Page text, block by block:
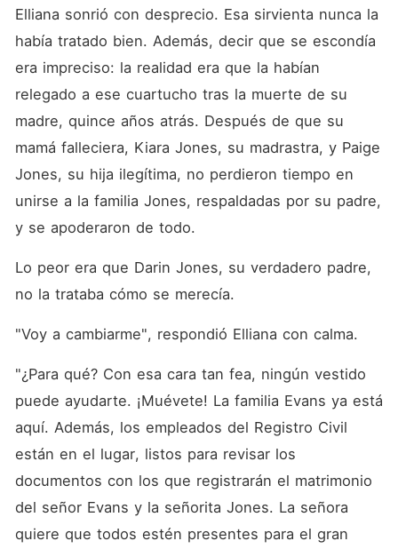
Elliana sonrió con desprecio. Esa sirvienta nunca la
había tratado bien. Además, decir que se escondía
era impreciso: la realidad era que la habían
relegado a ese cuartucho tras la muerte de su
madre, quince años atrás. Después de que su
mamá falleciera, Kiara Jones, su madrastra, y Paige
Jones, su hija ilegítima, no perdieron tiempo en
unirse a la familia Jones, respaldadas por su padre,
y se apoderaron de todo.
Lo peor era que Darin Jones, su verdadero padre,
no la trataba cómo se merecía.
"Voy a cambiarme", respondió Elliana con calma.
"¿Para qué? Con esa cara tan fea, ningún vestido
puede ayudarte. ¡Muévete! La familia Evans ya está
aquí. Además, los empleados del Registro Civil
están en el lugar, listos para revisar los
documentos con los que registrarán el matrimonio
del señor Evans y la señorita Jones. La señora
quiere que todos estén presentes para el gran